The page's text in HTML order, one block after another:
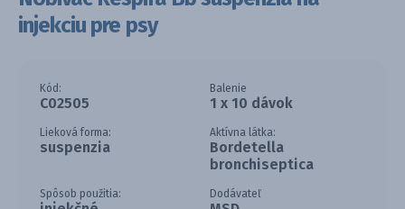
injekciu pre psy
Kód:
C02505
Balenie
1 x 10 dávok
Lieková forma:
suspenzia
Aktívna látka:
Bordetella
bronchiseptica
Spôsob použitia: Dodávateľ